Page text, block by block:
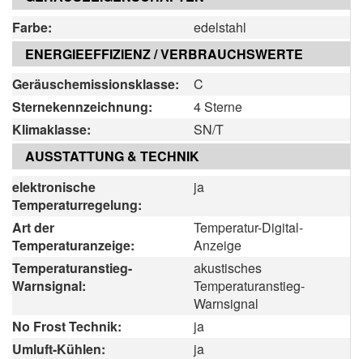
Farbe:
edelstahl
ENERGIEEFFIZIENZ / VERBRAUCHSWERTE
Geräuschemissionsklasse:
C
Sternekennzeichnung:
4 Sterne
Klimaklasse:
SN/T
AUSSTATTUNG & TECHNIK
elektronische
Temperaturregelung:
ja
Art der
Temperaturanzeige:
Temperatur-Digital-
Anzeige
Temperaturanstieg-
Warnsignal:
akustisches
Temperaturanstieg-
Warnsignal
No Frost Technik:
ja
Umluft-Kühlen:
ja